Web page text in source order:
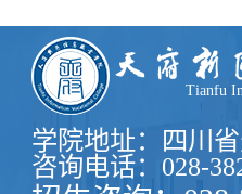
Tianfu
学院地址：四川
咨询电话：028-